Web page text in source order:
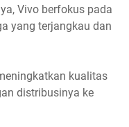
Vivo berfokus pada
yang terjangkau dan
kualitas
distribusinya ke